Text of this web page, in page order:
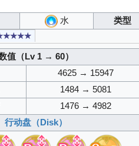
水 类型
值（Lv 1 → 60）
4625 → 15947
1484 → 5081
1476 → 4982
行动盘（Disk）